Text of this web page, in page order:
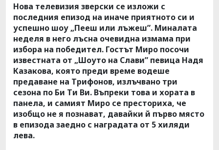
Нова телевизия зверски се изложи с
последния епизод на иначе приятното си и
успешно шоу „Пееш или лъжеш”. Миналата
неделя в него лъсна очевидна измама при
избора на победител. Гостът Миро посочи
известната от „Шоуто на Слави” певица Надя
Казакова, която преди време водеше
предаване на Трифонов, излъчвано три
сезона по Би Ти Ви. Въпреки това и хората в
панела, и самият Миро се престориха, че
изобщо не я познават, давайки й първо място
в епизода заедно с наградата от 5 хиляди
лева.